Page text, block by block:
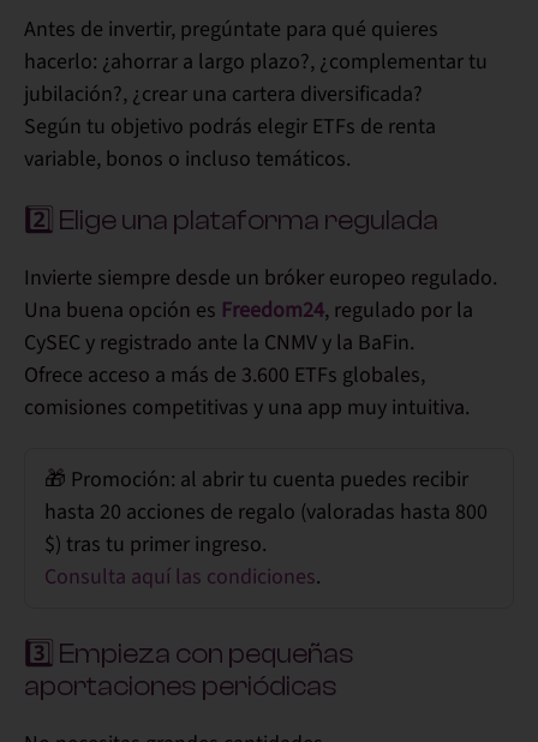
Antes de invertir, pregúntate para qué quieres
hacerlo: ¿ahorrar a largo plazo?, ¿complementar tu
jubilación?, ¿crear una cartera diversificada?
Según tu objetivo podrás elegir ETFs de renta
variable, bonos o incluso temáticos.
2️⃣ Elige una plataforma regulada
Invierte siempre desde un bróker europeo regulado.
Una buena opción es Freedom24, regulado por la
CySEC y registrado ante la CNMVy la BaFin.
Ofrece acceso a más de 3.600 ETFs globales,
comisiones competitivas y una app muy intuitiva.
🎁 Promoción: al abrir tu cuenta puedes recibir
hasta 20 acciones de regalo (valoradas hasta 800
$) tras tu primer ingreso.
Consulta aquí las condiciones.
3️⃣ Empieza con pequeñas
aportaciones periódicas